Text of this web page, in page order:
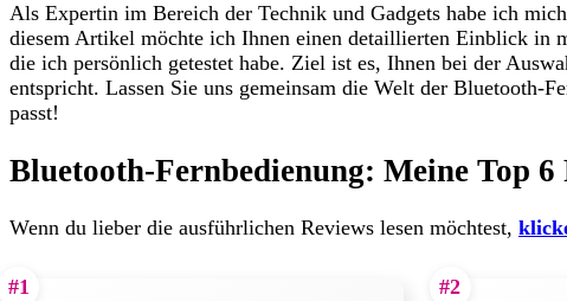
Als Expertin im Bereich der Technik und Gadgets habe ich
diesem Artikel möchte ich Ihnen einen detaillierten Einblick in
die ich persönlich getestet habe. Ziel ist es, Ihnen bei der
entspricht. Lassen Sie uns gemeinsam die Welt der Bluetooth-
passt!
Bluetooth-Fernbedienung: Meine Top
Wenn du lieber die ausführlichen Reviews lesen möchtest,
#1 #2